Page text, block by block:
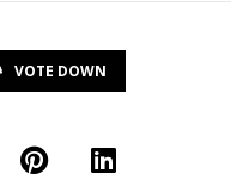
VOTE DOWN